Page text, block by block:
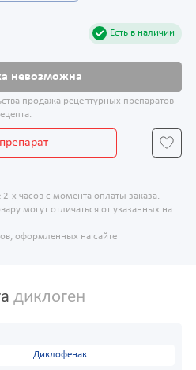
Есть в наличии
невозможна
продажа рецептурных препаратов
2-х часов с момента оплаты заказа.
могут отличаться от указанных на
оформленных на сайте
диклоген
Диклофенак